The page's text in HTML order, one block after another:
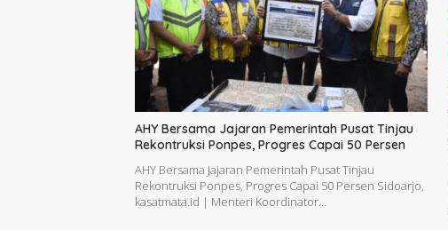
AHY Bersama Jajaran Pemerintah Pusat Tinjau
Rekontruksi Ponpes, Progres Capai 50 Persen
AHY Bersama Jajaran Pemerintah Pusat Tinjau
Rekontruksi Ponpes, Progres Capai 50 Persen Sidoarjo,
kasatmata.id | Menteri Koordinator…